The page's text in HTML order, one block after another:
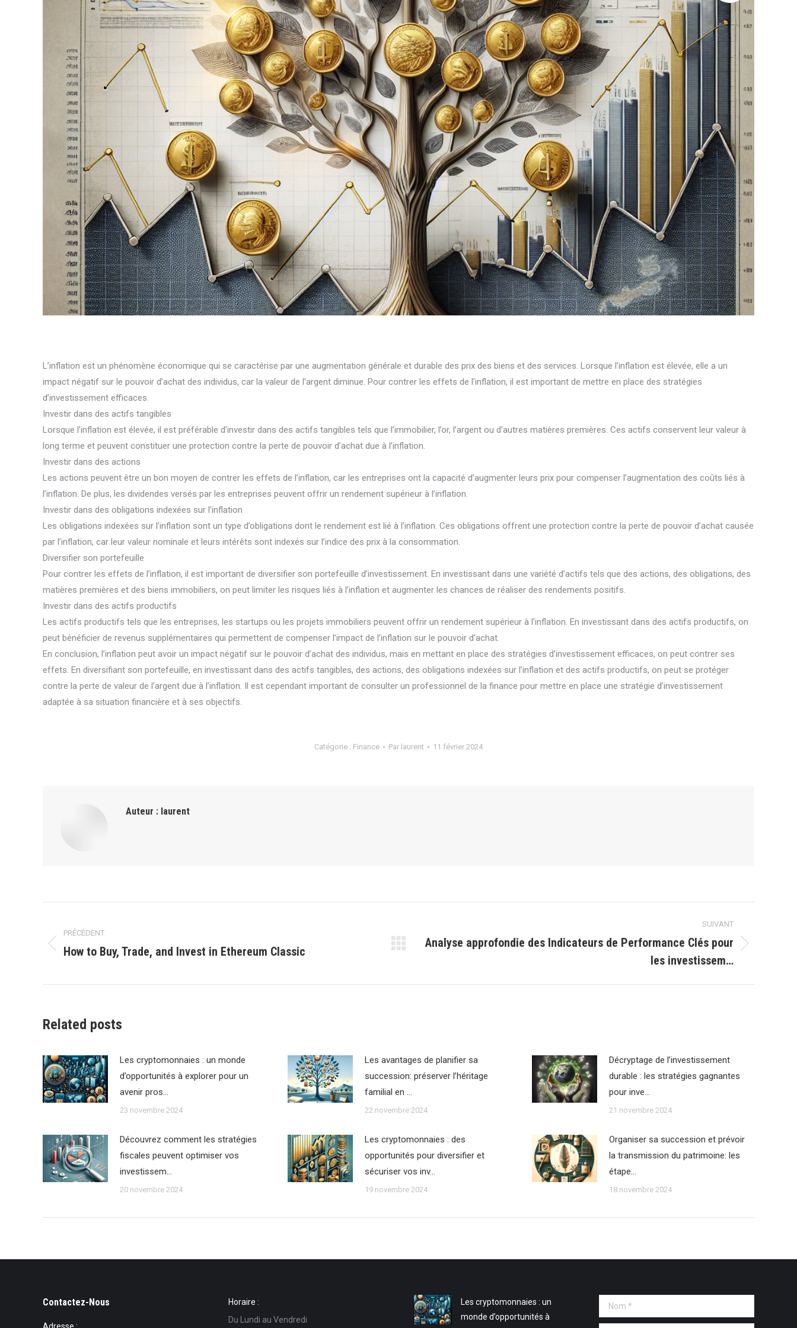
L’inflation est un phénomène économique qui se caractérise par une augmentation générale et durable des prix des biens et des services. Lorsque l’inflation est élevée, elle a un
impact négatif sur le pouvoir d’achat des individus, car la valeur de l’argent diminue. Pour contrer les effets de l’inflation, il est important de mettre en place des stratégies
d’investissement efficaces.
Investir dans des actifs tangibles
Lorsque l’inflation est élevée, il est préférable d’investir dans des actifs tangibles tels que l’immobilier, l’or, l’argent ou d’autres matières premières. Ces actifs conservent leur valeur à
long terme et peuvent constituer une protection contre la perte de pouvoir d’achat due à l’inflation.
Investir dans des actions
Les actions peuvent être un bon moyen de contrer les effets de l’inflation, car les entreprises ont la capacité d’augmenter leurs prix pour compenser l’augmentation des coûts liés à
l’inflation. De plus, les dividendes versés par les entreprises peuvent offrir un rendement supérieur à l’inflation.
Investir dans des obligations indexées sur l’inflation
Les obligations indexées sur l’inflation sont un type d’obligations dont le rendement est lié à l’inflation. Ces obligations offrent une protection contre la perte de pouvoir d’achat causée
par l’inflation, car leur valeur nominale et leurs intérêts sont indexés sur l’indice des prix à la consommation.
Diversifier son portefeuille
Pour contrer les effets de l’inflation, il est important de diversifier son portefeuille d’investissement. En investissant dans une variété d’actifs tels que des actions, des obligations, des
matières premières et des biens immobiliers, on peut limiter les risques liés à l’inflation et augmenter les chances de réaliser des rendements positifs.
Investir dans des actifs productifs
Les actifs productifs tels que les entreprises, les startups ou les projets immobiliers peuvent offrir un rendement supérieur à l’inflation. En investissant dans des actifs productifs, on
peut bénéficier de revenus supplémentaires qui permettent de compenser l’impact de l’inflation sur le pouvoir d’achat.
En conclusion, l’inflation peut avoir un impact négatif sur le pouvoir d’achat des individus, mais en mettant en place des stratégies d’investissement efficaces, on peut contrer ses
effets. En diversifiant son portefeuille, en investissant dans des actifs tangibles, des actions, des obligations indexées sur l’inflation et des actifs productifs, on peut se protéger
contre la perte de valeur de l’argent due à l’inflation. Il est cependant important de consulter un professionnel de la finance pour mettre en place une stratégie d’investissement
adaptée à sa situation financière et à ses objectifs.
Catégorie : Finance Par laurent 11 février 2024
Auteur : laurent
article
PRÉCÉDENT
Article
:
How to Buy, Trade, and Invest in Ethereum Classic
SUIVANT
Article
:
Analyse approfondie des Indicateurs de Performance Clés pour
les investissem…
Related posts
Les cryptomonnaies : un monde
d’opportunités à explorer pour un
avenir pros…
23 novembre 2024
Les avantages de planifier sa
succession: préserver l’héritage
familial en …
22 novembre 2024
Décryptage de l’investissement
durable : les stratégies gagnantes
pour inve…
21 novembre 2024
Découvrez comment les stratégies
fiscales peuvent optimiser vos
investissem…
20 novembre 2024
Les cryptomonnaies : des
opportunités pour diversifier et
sécuriser vos inv…
19 novembre 2024
Organiser sa succession et prévoir
la transmission du patrimoine: les
étape…
18 novembre 2024
Contactez-Nous
Horaire :
Du Lundi au Vendredi
Les cryptomonnaies : un
monde d’opportunités à
Nom *